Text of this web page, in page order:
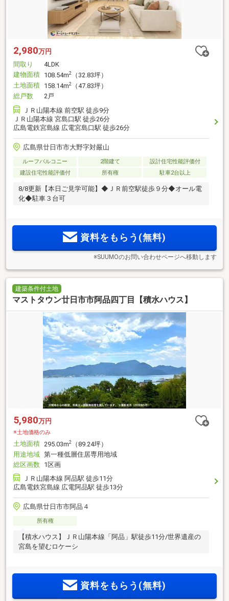
2,980万円
間取り
4LDK
建物面積 108.54m2
（32.83坪）
土地面積 158.14m2
（47.83坪）
総戸数
2戸
ＪＲ山陽本線 前空駅 徒歩9分
ＪＲ山陽本線 宮島口駅 徒歩26分
広島電鉄宮島線 広電宮島口駅 徒歩26分
広島県廿日市市大野字対嚴山
ルーフバルコニー 2階建て
設計住宅性能評価付
建設住宅性能評価付
所有権 駐車2台以上
8/8更新【本日ご見学可能】◆ＪＲ前空駅徒歩９分◆オール電
化◆駐車３台可
資料をもらう(無料)
※SUUMOのお問い合わせページへ移動します
建築条件付土地
マストタウン廿日市市阿品四丁目【積水ハウス】
5,980万円
※土地価格のみ
土地面積 295.03m2
（89.24坪）
用途地域 第一種低層住居専用地域
総区画数 1区画
ＪＲ山陽本線 阿品駅 徒歩11分
広島電鉄宮島線 広電阿品駅 徒歩13分
広島県廿日市市阿品４
所有権
【積水ハウス】ＪＲ山陽本線「阿品」駅徒歩11分/世界遺産の
宮島を望むロケーシ
資料をもらう(無料)